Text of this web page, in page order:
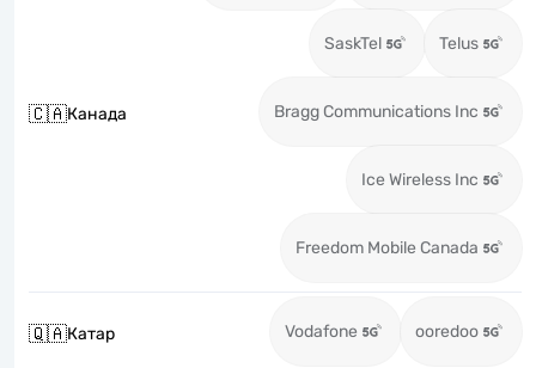
🇨🇦Канада
SaskTel Telus
Bragg Communications Inc
Ice Wireless Inc
Freedom Mobile Canada
🇶🇦Катар Vodafone ooredoo